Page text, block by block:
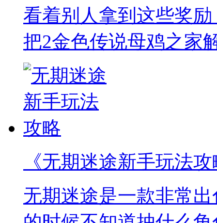
看着别人拿到这些奖
把2金色传说母鸡之家
《无期迷途新手玩法
无期迷途是一款非常